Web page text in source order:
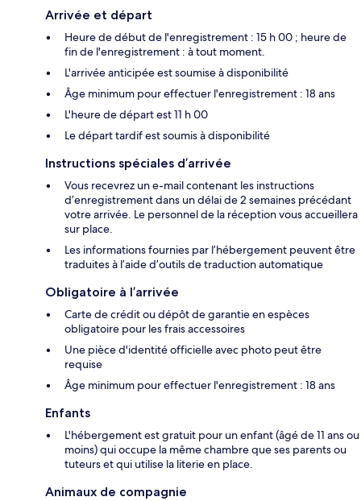
Arrivée et départ
Heure de début de l'enregistrement : 15 h 00 ; heure de
fin de l'enregistrement : à tout moment.
L'arrivée anticipée est soumise à disponibilité
Âge minimum pour effectuer l'enregistrement : 18 ans
L'heure de départ est 11 h 00
Le départ tardif est soumis à disponibilité
Instructions spéciales d’arrivée
Vous recevrez un e-mail contenant les instructions
d’enregistrement dans un délai de 2 semaines précédant
votre arrivée. Le personnel de la réception vous accueillera
sur place.
Les informations fournies par l’hébergement peuvent être
traduites à l’aide d’outils de traduction automatique
Obligatoire à l’arrivée
Carte de crédit ou dépôt de garantie en espèces
obligatoire pour les frais accessoires
Une pièce d'identité officielle avec photo peut être
requise
Âge minimum pour effectuer l'enregistrement : 18 ans
Enfants
L'hébergement est gratuit pour un enfant (âgé de 11 ans ou
moins) qui occupe la même chambre que ses parents ou
tuteurs et qui utilise la literie en place.
Animaux de compagnie